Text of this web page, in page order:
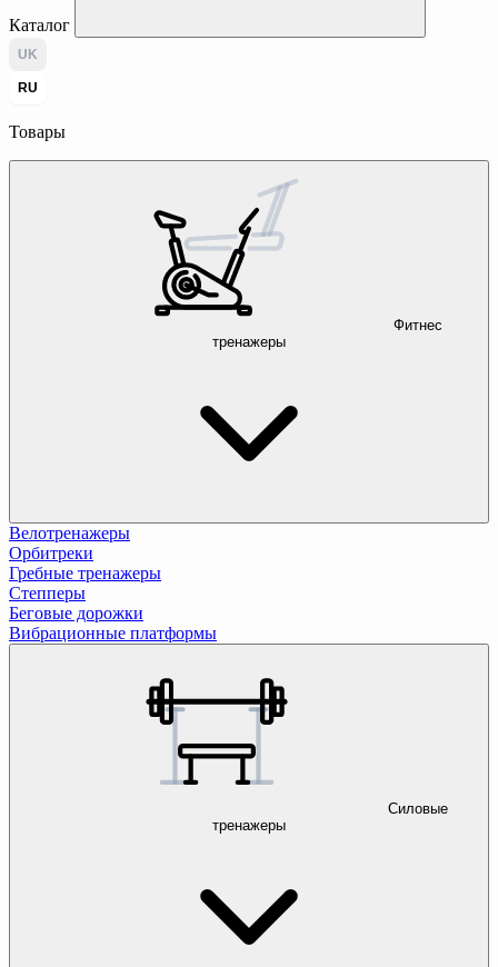
Каталог
UK
RU
Товары
Фитнес
тренажеры
Велотренажеры
Орбитреки
Гребные тренажеры
Степперы
Беговые дорожки
Вибрационные платформы
Силовые
тренажеры